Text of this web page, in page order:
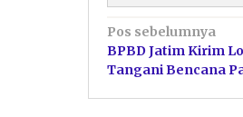
Navigasi
pos
Pos sebelumnya
BPBD Jatim Kirim
Tangani Bencana